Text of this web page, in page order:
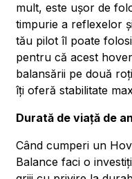
mult, este ușor de
timpurie a reflexelor
tău pilot îl poate
pentru că acest
balansării pe două
îți oferă stabilitate
Durată de viață de
Când cumperi un
Balance faci o